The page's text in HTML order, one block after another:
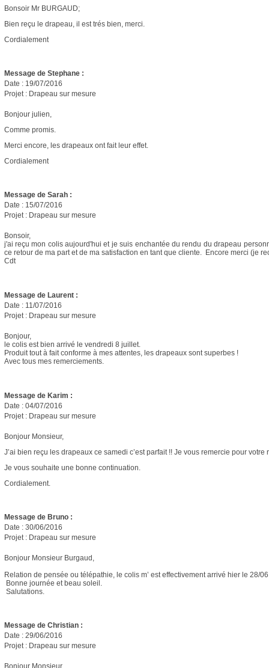
Bonsoir Mr BURGAUD;
Bien reçu le drapeau, il est trés bien, merci.
Cordialement
Message de Stephane :
Date : 19/07/2016
Projet : Drapeau sur mesure
Bonjour julien,
Comme promis.
Merci encore, les drapeaux ont fait leur effet.
Cordialement
Message de Sarah :
Date : 15/07/2016
Projet : Drapeau sur mesure
Bonsoir,
j'ai reçu mon colis aujourd'hui et je suis enchantée du rendu du drapeau
ce retour de ma part et de ma satisfaction en tant que cliente. Encore merci (je
Cdt
Message de Laurent :
Date : 11/07/2016
Projet : Drapeau sur mesure
Bonjour,
le colis est bien arrivé le vendredi 8 juillet.
Produit tout à fait conforme à mes attentes, les drapeaux sont superbes !
Avec tous mes remerciements.
Message de Karim :
Date : 04/07/2016
Projet : Drapeau sur mesure
Bonjour Monsieur,
J’ai bien reçu les drapeaux ce samedi c’est parfait !! Je vous remercie pour
Je vous souhaite une bonne continuation.
Cordialement.
Message de Bruno :
Date : 30/06/2016
Projet : Drapeau sur mesure
Bonjour Monsieur Burgaud,
Relation de pensée ou télépathie, le colis m’ est effectivement arrivé hier le 28/
Bonne journée et beau soleil.
Salutations.
Message de Christian :
Date : 29/06/2016
Projet : Drapeau sur mesure
Bonjour Monsieur,